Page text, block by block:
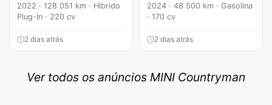
2022 · 128 051 km · Híbrido
Plug-In · 220 cv
2 dias atrás
2024 · 48 500 km · Gasolina
· 170 cv
2 dias atrás
Ver todos os anúncios MINI Countryman